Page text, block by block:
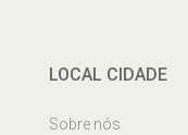
LOCAL CIDADE
Sobre nós